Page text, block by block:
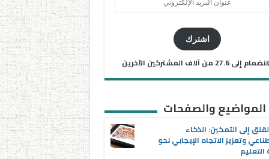
اشترك
إلى 27.6 من آلاف المشتركين الآخرين
المواضيع والصفحات
إلى التمكين: الذكاء
وتعزيز الاتجاه الإيجابي نحو